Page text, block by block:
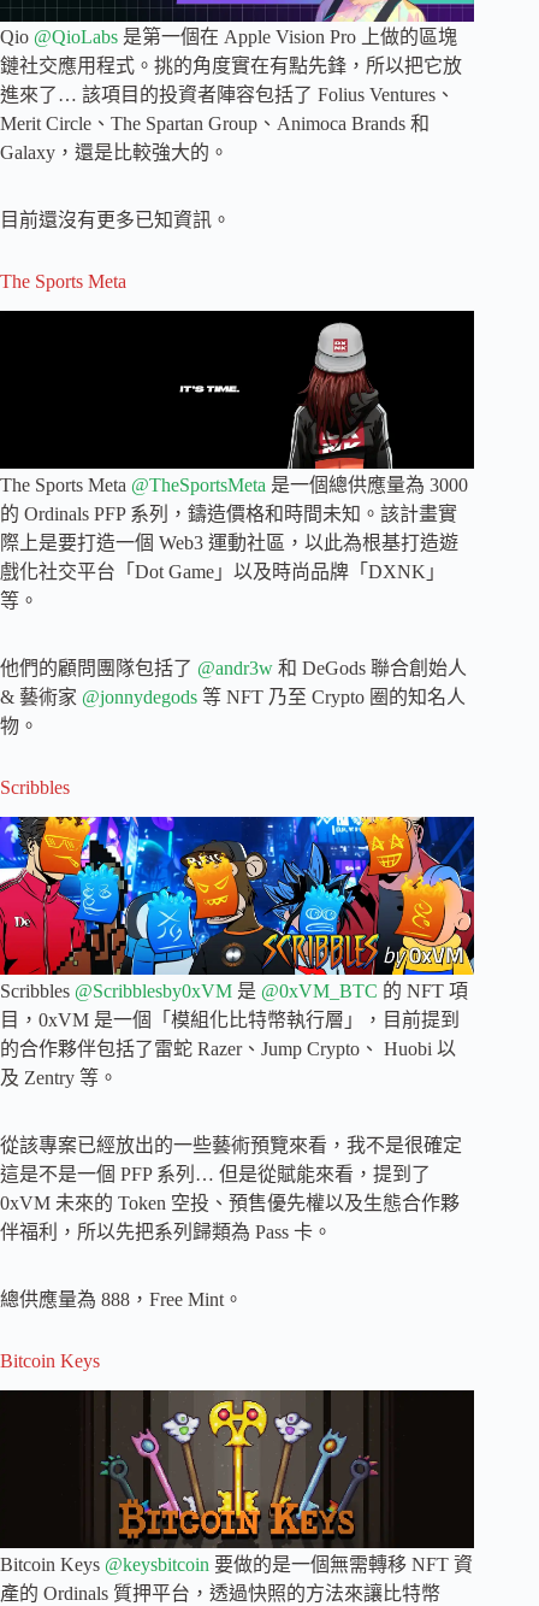
Qio @QioLabs 是第一個在 Apple Vision Pro 上做的區塊
鏈社交應用程式。挑的角度實在有點先鋒，所以把它放
進來了… 該項目的投資者陣容包括了 Folius Ventures、
Merit Circle、The Spartan Group、Animoca Brands 和
Galaxy，還是比較強大的。
目前還沒有更多已知資訊。
The Sports Meta
The Sports Meta @TheSportsMeta 是一個總供應量為 3000
的 Ordinals PFP 系列，鑄造價格和時間未知。該計畫實
際上是要打造一個 Web3 運動社區，以此為根基打造遊
戲化社交平台「Dot Game」以及時尚品牌「DXNK」
等。
他們的顧問團隊包括了 @andr3w 和 DeGods 聯合創始人
& 藝術家 @jonnydegods 等 NFT 乃至 Crypto 圈的知名人
物。
Scribbles
Scribbles @Scribblesby0xVM 是 @0xVM_BTC 的 NFT 項
目，0xVM 是一個「模組化比特幣執行層」，目前提到
的合作夥伴包括了雷蛇 Razer、Jump Crypto、 Huobi 以
及 Zentry 等。
從該專案已經放出的一些藝術預覽來看，我不是很確定
這是不是一個 PFP 系列… 但是從賦能來看，提到了
0xVM 未來的 Token 空投、預售優先權以及生態合作夥
伴福利，所以先把系列歸類為 Pass 卡。
總供應量為 888，Free Mint。
Bitcoin Keys
Bitcoin Keys @keysbitcoin 要做的是一個無需轉移 NFT 資
產的 Ordinals 質押平台，透過快照的方法來讓比特幣